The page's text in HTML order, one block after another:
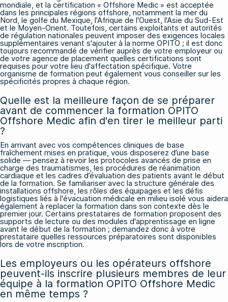
mondiale, et la certification « Offshore Medic » est acceptée
dans les principales régions offshore, notamment la mer du
Nord, le golfe du Mexique, l'Afrique de l'Ouest, l'Asie du Sud-Est
et le Moyen-Orient. Toutefois, certains exploitants et autorités
de régulation nationales peuvent imposer des exigences locales
supplémentaires venant s'ajouter à la norme OPITO ; il est donc
toujours recommandé de vérifier auprès de votre employeur ou
de votre agence de placement quelles certifications sont
requises pour votre lieu d'affectation spécifique. Votre
organisme de formation peut également vous conseiller sur les
spécificités propres à chaque région.
Quelle est la meilleure façon de se préparer
avant de commencer la formation OPITO
Offshore Medic afin d'en tirer le meilleur parti
?
En arrivant avec vos compétences cliniques de base
fraîchement mises en pratique, vous disposerez d’une base
solide — pensez à revoir les protocoles avancés de prise en
charge des traumatismes, les procédures de réanimation
cardiaque et les cadres d’évaluation des patients avant le début
de la formation. Se familiariser avec la structure générale des
installations offshore, les rôles des équipages et les défis
logistiques liés à l'évacuation médicale en milieu isolé vous aidera
également à replacer la formation dans son contexte dès le
premier jour. Certains prestataires de formation proposent des
supports de lecture ou des modules d'apprentissage en ligne
avant le début de la formation ; demandez donc à votre
prestataire quelles ressources préparatoires sont disponibles
lors de votre inscription.
Les employeurs ou les opérateurs offshore
peuvent-ils inscrire plusieurs membres de leur
équipe à la formation OPITO Offshore Medic
en même temps ?